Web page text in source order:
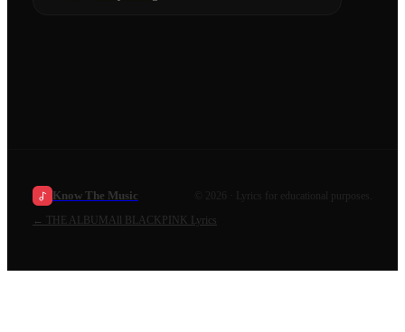
Know The Music 2026
· Lyrics for educational purposes.
←
THE ALBUM All BLACKPINK Lyrics